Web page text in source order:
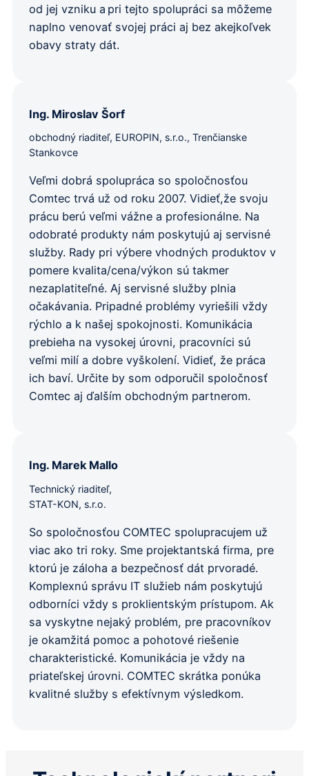
od jej vzniku a pri tejto spolupráci sa môžeme
naplno venovať svojej práci aj bez akejkoľvek
obavy straty dát.
Ing. Miroslav Šorf
obchodný riaditeľ, EUROPIN, s.r.o., Trenčianske
Stankovce
Veľmi dobrá spolupráca so spoločnosťou
Comtec trvá už od roku 2007. Vidieť,že svoju
prácu berú veľmi vážne a profesionálne. Na
odobraté produkty nám poskytujú aj servisné
služby. Rady pri výbere vhodných produktov v
pomere kvalita/cena/výkon sú takmer
nezaplatiteľné. Aj servisné služby plnia
očakávania. Pripadné problémy vyriešili vždy
rýchlo a k našej spokojnosti. Komunikácia
prebieha na vysokej úrovni, pracovníci sú
veľmi milí a dobre vyškolení. Vidieť, že práca
ich baví. Určite by som odporučil spoločnosť
Comtec aj ďalším obchodným partnerom.
Ing. Marek Mallo
Technický riaditeľ,
STAT-KON, s.r.o.
So spoločnosťou COMTEC spolupracujem už
viac ako tri roky. Sme projektantská firma, pre
ktorú je záloha a bezpečnosť dát prvoradé.
Komplexnú správu IT služieb nám poskytujú
odborníci vždy s proklientským prístupom. Ak
sa vyskytne nejaký problém, pre pracovníkov
je okamžitá pomoc a pohotové riešenie
charakteristické. Komunikácia je vždy na
priateľskej úrovni. COMTEC skrátka ponúka
kvalitné služby s efektívnym výsledkom.